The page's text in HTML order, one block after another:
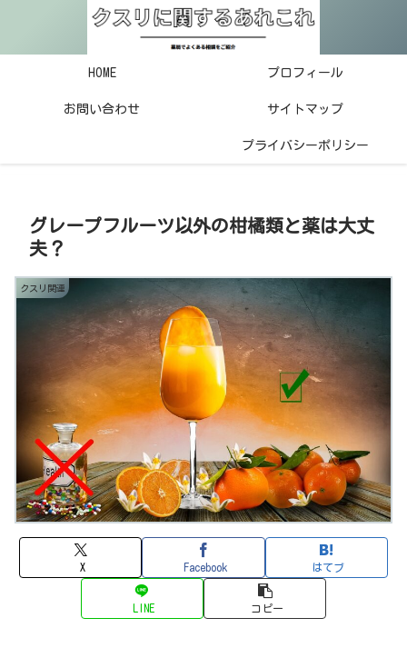
HOME プロフィール
お問い合わせ サイトマップ
プライバシーポリシー
グレープフルーツ以外の柑橘類と薬は大丈
夫？
クスリ関連
X Facebook はてブ
LINE コピー